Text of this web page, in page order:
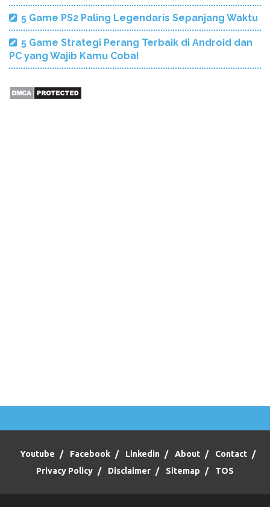
5 Game PS2 Paling Legendaris Sepanjang Waktu
5 Game Strategi Perang Terbaik di Android dan
PC yang Wajib Kamu Coba!
Youtube Facebook Linkedin About
Contact
Privacy Policy
Disclaimer Sitemap TOS